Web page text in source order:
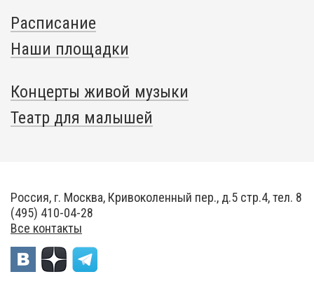
Расписание
Наши площадки
Концерты живой музыки
Театр для малышей
Россия, г. Москва, Кривоколенный пер., д.5 стр.4, тел. 8
(495) 410-04-28
Все контакты